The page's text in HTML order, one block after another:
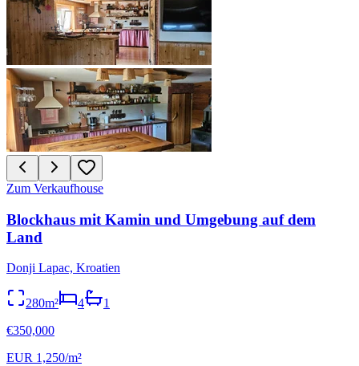
Zum Verkaufhouse
Blockhaus mit Kamin und Umgebung auf dem
Land
Donji Lapac, Kroatien
280m² 4
1
€350,000
EUR 1,250/m²